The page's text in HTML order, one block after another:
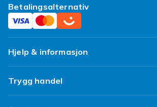
Betalingsalternativ
Hjelp & informasjon
Ofte stilte spørsmål
Spor pakken min
Trygg handel